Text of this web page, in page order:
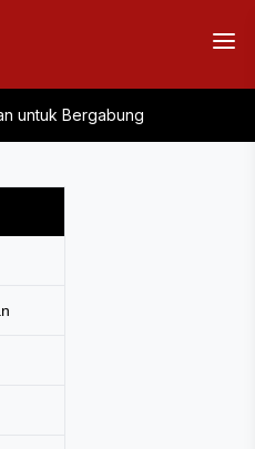
untuk Bergabung